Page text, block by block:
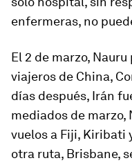
enfermeras, no
El 2 de marzo,
viajeros ​​de China,
días después, Irán
mediados de
vuelos a Fiji, Kiribati
otra ruta, Brisbane,